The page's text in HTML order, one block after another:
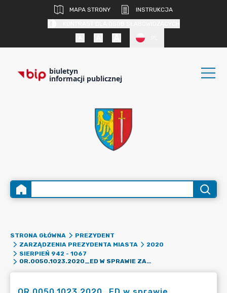
MAPA STRONY
INSTRUKCJA
biuletyn
informacji publicznej
STRONA GŁÓWNA
PREZYDENT
ZARZĄDZENIA PREZYDENTA MIASTA
2020
SIERPIEŃ 942 - 1067
OR.0050.1023.2020_ED W SPRAWIE ZAWARCIA UMÓW Z WYBRANYMI WYKONAWCAMI W PRZETARGU NIEOGRANICZONYM NA PRZEWÓZ DZIECI NIEPEŁNOSPRAWNYCH Z TERENU MIASTA ŻORY DO SZKÓŁ I PLACÓWEK OŚWIATOWYCH NA TERENIE ŻOR, MIKOŁOWA, KATOWIC I JASTRZĘBIA - ZDROJU W ZAKRESIE CZ